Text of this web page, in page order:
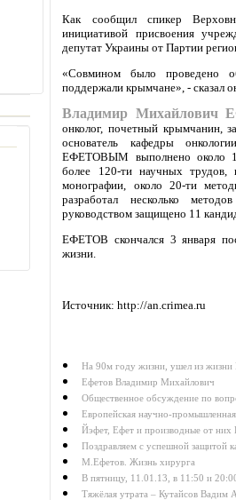
Как сообщил спикер
инициативой присвоения
депутат Украины от Партии
«Совмином было проведено
поддержали крымчане», - сказал
Владимир Михайлович
онколог, почетный крымчанин,
основатель кафедры
ЕФЕТОВЫМ выполнено около
более 120-ти научных трудов,
монографии, около 20-ти
разработал несколько
руководством защищено 11
ЕФЕТОВ скончался 3 января
жизни.
Источник: http://an.crimea.ru
На 90м году жизни, ушел из
Ефетов Владимир Михайлович
Общественное обсуждение по
Eвропейская научно-
Йэфет, Ефет и производные от
Поздравляем с успешной защитой
М.Ефетов. Жизнь хирурга
В пятницу, 11.01.13, в 11:50 и
Тяжёлая утрата – Кутайсов Вадим